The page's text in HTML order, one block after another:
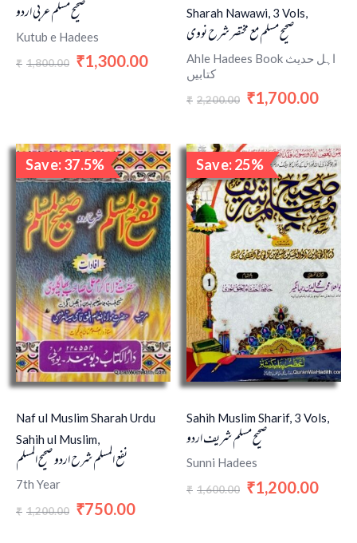
صحیح مسلم عربی اردو
Kutub e Hadees
₹ 1,800.00 ₹1,300.00
Sharah Nawawi, 3 Vols,
صحیح مسلم مع مختصر شرح نووی
Ahle Hadees Book اہل حدیث
کتابیں
₹ 2,200.00 ₹1,700.00
Save: 37.5%
Sale!
Naf ul Muslim Sharah Urdu
Sahih ul Muslim,
نفع المسلم شرح اردو صحیح المسلم
7th Year
₹ 1,200.00
Original
price
was:
₹1,200.00.
₹750.00
Current
price
is:
₹750.00.
Save: 25%
Sale!
Sahih Muslim Sharif, 3 Vols,
صحیح مسلم شریف اردو
Sunni Hadees
₹ 1,600.00
Original
price
was:
₹1,600.00.
₹1,200.00
price
is: